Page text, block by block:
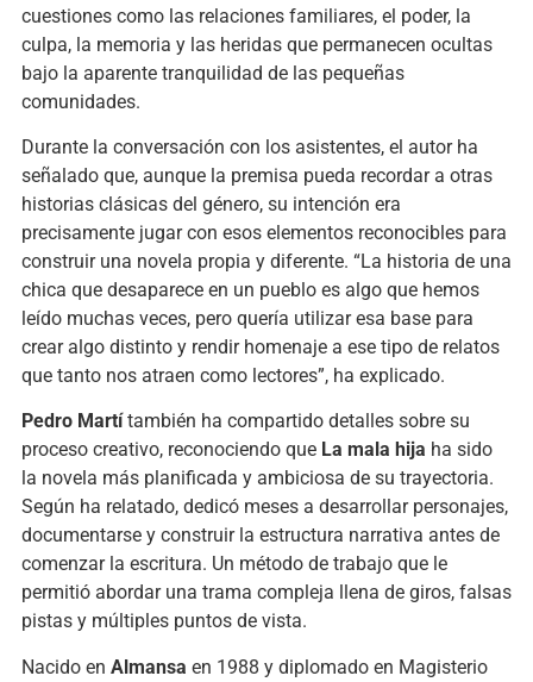
cuestiones como las relaciones familiares, el poder, la
culpa, la memoria y las heridas que permanecen ocultas
bajo la aparente tranquilidad de las pequeñas
comunidades.
Durante la conversación con los asistentes, el autor ha
señalado que, aunque la premisa pueda recordar a otras
historias clásicas del género, su intención era
precisamente jugar con esos elementos reconocibles para
construir una novela propia y diferente. “La historia de una
chica que desaparece en un pueblo es algo que hemos
leído muchas veces, pero quería utilizar esa base para
crear algo distinto y rendir homenaje a ese tipo de relatos
que tanto nos atraen como lectores”, ha explicado.
Pedro Martítambién ha compartido detalles sobre su
proceso creativo, reconociendo que La mala hija ha sido
la novela más planificada y ambiciosa de su trayectoria.
Según ha relatado, dedicó meses a desarrollar personajes,
documentarse y construir la estructura narrativa antes de
comenzar la escritura. Un método de trabajo que le
permitió abordar una trama compleja llena de giros, falsas
pistas y múltiples puntos de vista.
Nacido en Almansa en 1988 y diplomado en Magisterio